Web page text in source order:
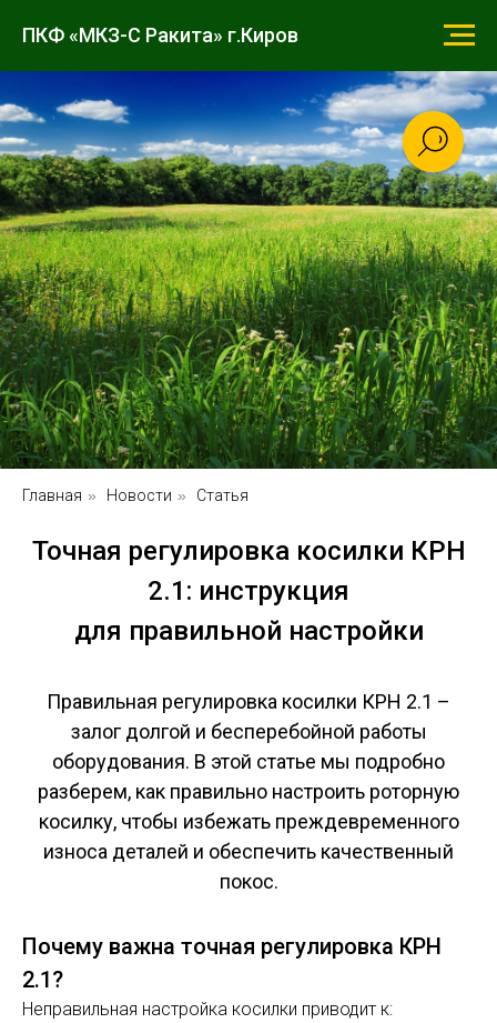
ПКФ «МКЗ-С Ракита» г.Киров
Главная » Новости » Статья
Точная регулировка косилки КРН
2.1: инструкция
для правильной настройки
Правильная регулировка косилки КРН 2.1 –
залог долгой и бесперебойной работы
оборудования. В этой статье мы подробно
разберем, как правильно настроить роторную
косилку, чтобы избежать преждевременного
износа деталей и обеспечить качественный
покос.
Почему важна точная регулировка КРН
2.1?
Неправильная настройка косилки приводит к: